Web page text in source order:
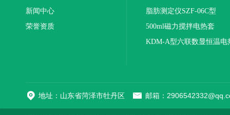
新闻中心
荣誉资质
联
脂肪测定仪SZF-06C型
500ml磁力搅拌电热套
KDM-A型六联数显恒温电
地址：山东省菏泽市牡丹区 邮箱：